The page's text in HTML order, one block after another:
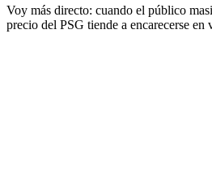
Voy más directo: cuando el público
precio del PSG tiende a encarecerse